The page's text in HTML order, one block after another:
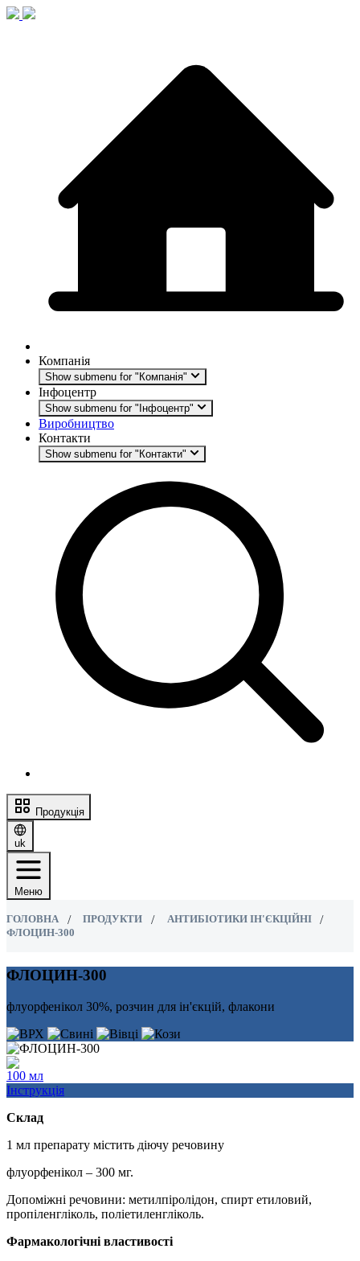
Компанія
Show submenu for "Компанія"
Інфоцентр
Show submenu for "Інфоцентр"
Виробництво
Контакти
Show submenu for "Контакти"
Продукція
uk
Меню
ГОЛОВНА ПРОДУКТИ
АНТИБІОТИКИ ІН'ЄКЦІЙНІ
ФЛОЦИН-300
ФЛОЦИН-300
флуорфенікол 30%, розчин для ін'єкцій, флакони
100 мл
Інструкція
Склад
1 мл препарату містить діючу речовину
флуорфенікол – 300 мг.
Допоміжні речовини: метилпіролідон, спирт етиловий,
пропіленгліколь, поліетиленгліколь.
Фармакологічні властивості